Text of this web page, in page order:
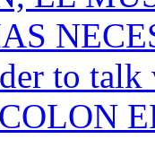
to talk